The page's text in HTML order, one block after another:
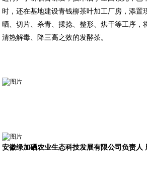
时，还在基地建设青钱柳茶叶加工厂房，添置
晒、切片、杀青、揉捻、整形、烘干等工序，
清热解毒、降三高之效的发酵茶。
安徽绿加硒农业生态科技发展有限公司负责人